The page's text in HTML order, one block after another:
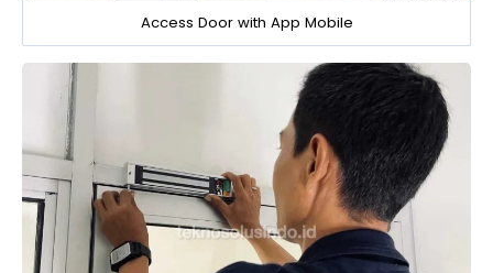
Access Door with App Mobile